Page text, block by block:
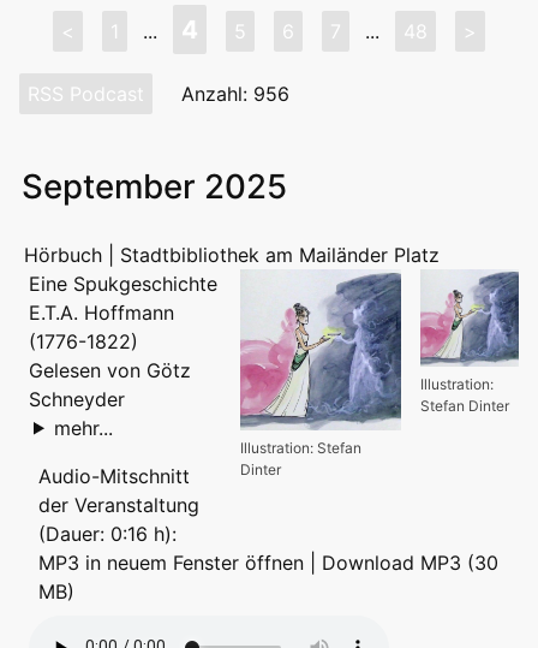
< 1 ... 4 5 6 7 ... 48 >
RSS Podcast Anzahl: 956
September 2025
Hörbuch | Stadtbibliothek am Mailänder Platz
Illustration:
Stefan Dinter
Illustration: Stefan
Dinter
Eine Spukgeschichte
E.T.A. Hoffmann
(1776-1822)
Gelesen von Götz
Schneyder
mehr...
Audio-Mitschnitt
der Veranstaltung
(Dauer: 0:16 h):
MP3 in neuem Fenster öffnen
Download MP3 (30
MB)